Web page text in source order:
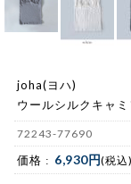
joha(ヨハ)
ウールシルクキャ
72243-77690
価格 : 6,930円(税込)